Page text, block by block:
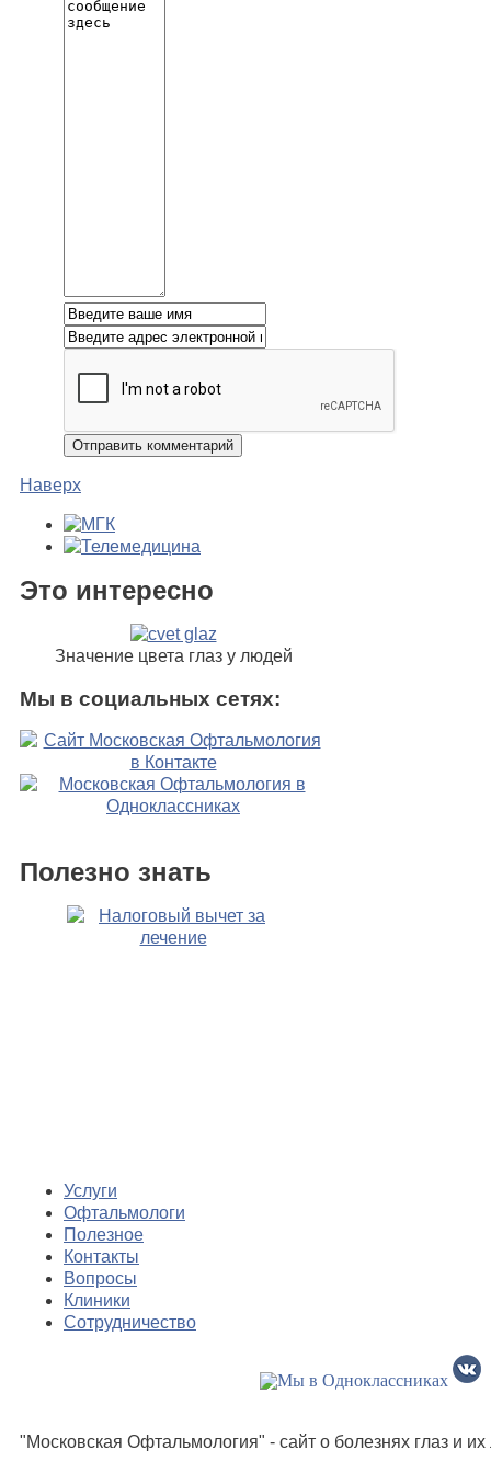
Наверх
Это интересно
Значение цвета глаз у людей
Мы в социальных сетях:
Полезно знать
Услуги
Офтальмологи
Полезное
Контакты
Вопросы
Клиники
Сотрудничество
"Московская Офтальмология" - сайт о болезнях глаз и